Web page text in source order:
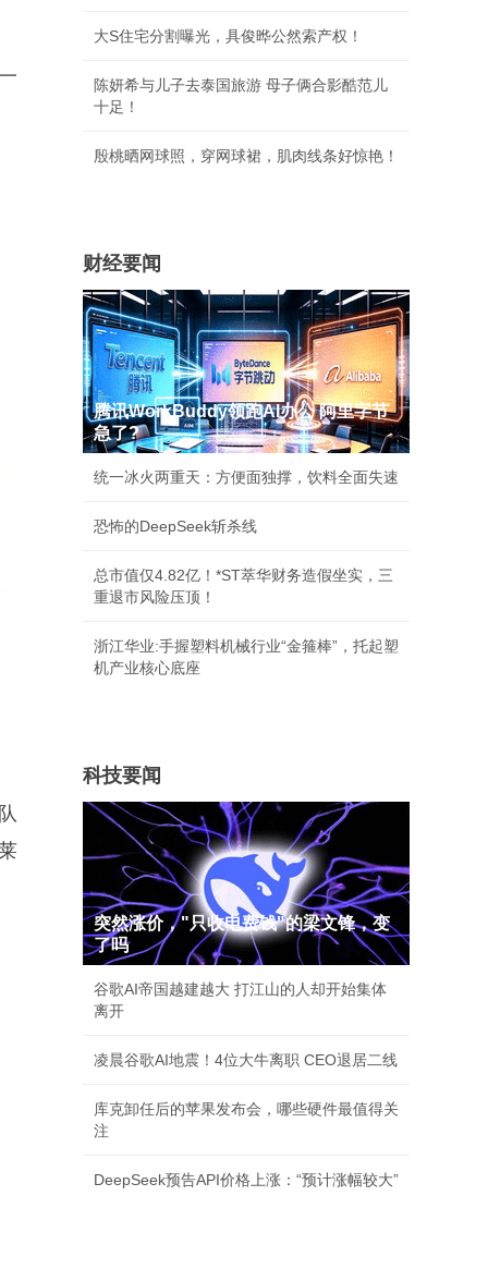
大S住宅分割曝光，具俊晔公然索产权！
陈妍希与儿子去泰国旅游 母子俩合影酷范儿
十足！
殷桃晒网球照，穿网球裙，肌肉线条好惊艳！
财经要闻
腾讯WorkBuddy领跑AI办公 阿里字节
急了?
统一冰火两重天：方便面独撑，饮料全面失速
恐怖的DeepSeek斩杀线
总市值仅4.82亿！*ST萃华财务造假坐实，三
重退市风险压顶！
浙江华业:手握塑料机械行业“金箍棒”，托起塑
机产业核心底座
科技要闻
突然涨价，"只收电费钱"的梁文锋，变
了吗
谷歌AI帝国越建越大 打江山的人却开始集体
离开
凌晨谷歌AI地震！4位大牛离职 CEO退居二线
库克卸任后的苹果发布会，哪些硬件最值得关
注
DeepSeek预告API价格上涨：“预计涨幅较大”